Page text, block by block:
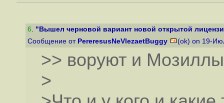
6. "Вышел черновой вариант новой открытой
Сообщение от PereresusNeVlezaetBuggy (ok) on 19-
>> воруют и
>